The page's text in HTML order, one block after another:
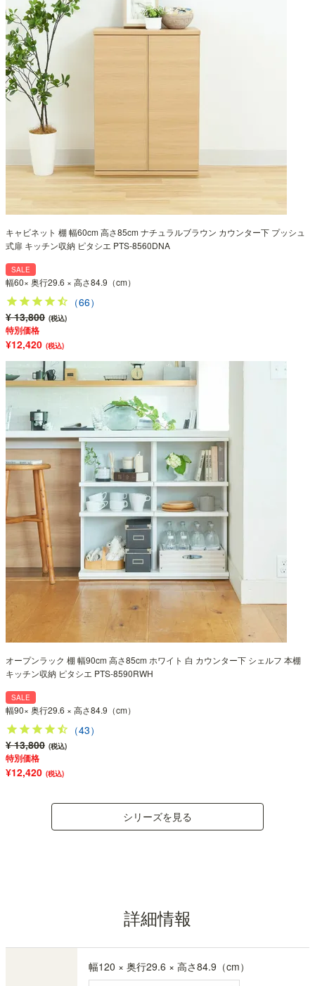
キャビネット 棚 幅60cm 高さ85cm ナチュラルブラウン カウンター下 プッシュ
式扉 キッチン収納 ピタシエ PTS-8560DNA
SALE
幅60× 奥行29.6 × 高さ84.9（cm）
（66）
¥ 13,800 (税込)
特別価格
¥12,420 (税込)
オープンラック 棚 幅90cm 高さ85cm ホワイト 白 カウンター下 シェルフ 本棚
キッチン収納 ピタシエ PTS-8590RWH
SALE
幅90× 奥行29.6 × 高さ84.9（cm）
（43）
¥ 13,800 (税込)
特別価格
¥12,420 (税込)
シリーズを見る
詳細情報
幅120 × 奥行29.6 × 高さ84.9（cm）